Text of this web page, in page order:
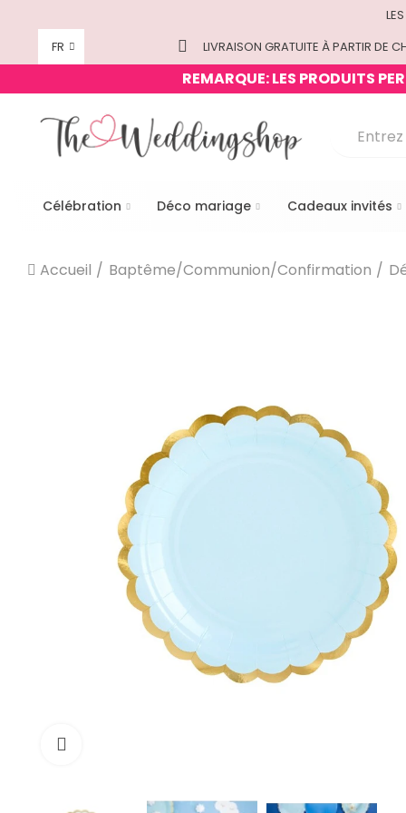
FR
LIVRAISON GRATUITE À PARTIR DE
REMARQUE: LES PRODUITS
Célébration Déco mariage Cadeaux invités
Accueil Baptême/Communion/Confirmation